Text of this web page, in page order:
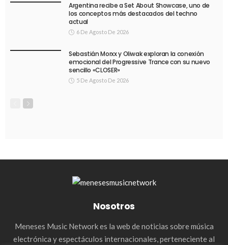
Argentina recibe a Set About Showcase, uno de
los conceptos más destacados del techno
actual
6 De Agosto De 2026
Sebastián Morxx y Oliwak exploran la conexión
emocional del Progressive Trance con su nuevo
sencillo «CLOSER»
5 De Agosto De 2026
Nosotros
Meneses Music Network es la web de noticias sobre música
electrónica y espectáculos internacionales, perteneciente al